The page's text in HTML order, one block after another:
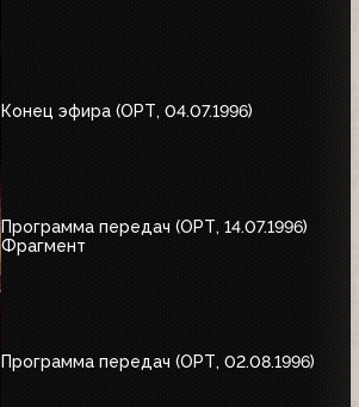
Конец эфира (ОРТ, 04.07.1996)
Программа передач (ОРТ, 14.07.1996)
Фрагмент
Программа передач (ОРТ, 02.08.1996)